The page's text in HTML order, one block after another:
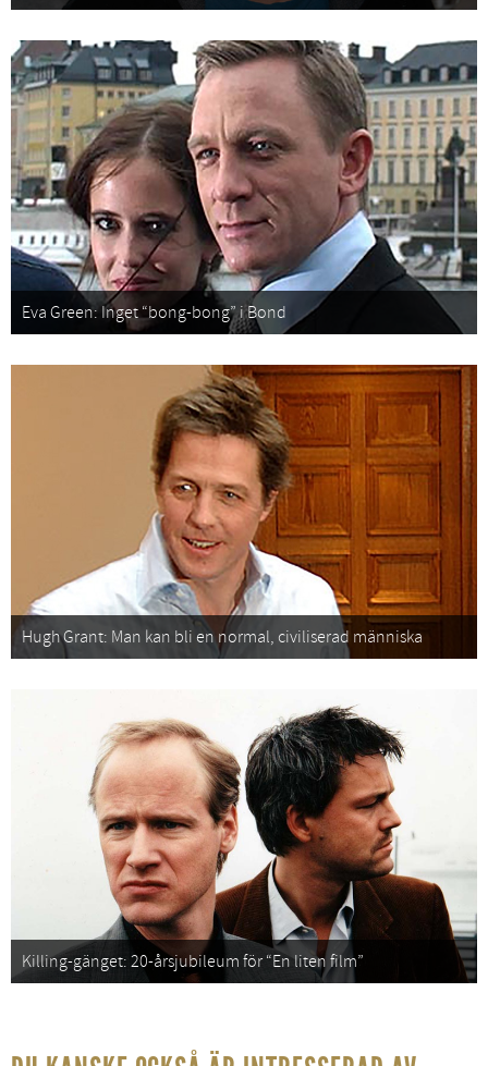
Eva Green: Inget “bong-bong” i Bond
Hugh Grant: Man kan bli en normal, civiliserad människa
Killing-gänget: 20-årsjubileum för “En liten film”